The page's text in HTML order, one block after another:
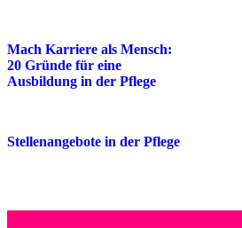
Mach Karriere als Mensch:
20 Gründe für eine
Ausbildung in der Pflege
Stellenangebote in der Pflege